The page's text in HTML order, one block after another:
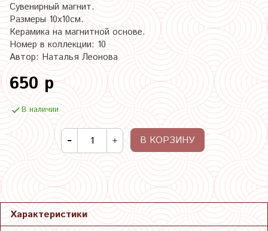
Сувенирный магнит.
Размеры 10х10см.
Керамика на магнитной основе.
Номер в коллекции: 10
Автор: Наталья Леонова
650 р
В наличии
В КОРЗИНУ
Характеристики